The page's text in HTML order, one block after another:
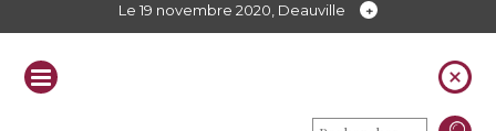
Le 19 novembre 2020, Deauville